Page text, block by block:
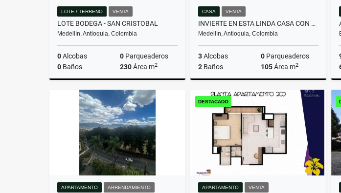
LOTE / TERRENO VENTA
LOTE BODEGA - SAN CRISTOBAL
Medellín, Antioquia, Colombia
0Alcobas 0 Parqueaderos
0 Baños 230Área m2
$563.850.000
CASA VENTA
INVIERTE EN ESTA LINDA CASA CON PERMISO DE RENTAS CORTAS
Medellín, Antioquia, Colombia
3Alcobas 0 Parqueaderos
2 Baños 105Área m2
Venta
$1.200.000.000
Arrendamiento
APARTAMENTO ARRENDAMIENTO
DESTACADO
APARTAMENTO VENTA